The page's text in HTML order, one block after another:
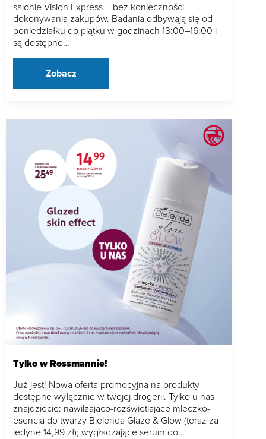
salonie Vision Express – bez konieczności
dokonywania zakupów. Badania odbywają się od
poniedziałku do piątku w godzinach 13:00–16:00 i
są dostępne…
Zobacz
Tylko w Rossmannie!
Już jest! Nowa oferta promocyjna na produkty
dostępne wyłącznie w twojej drogerii. Tylko u nas
znajdziecie: nawilżająco-rozświetlające mleczko-
esencja do twarzy Bielenda Glaze & Glow (teraz za
jedyne 14,99 zł); wygładzające serum do…